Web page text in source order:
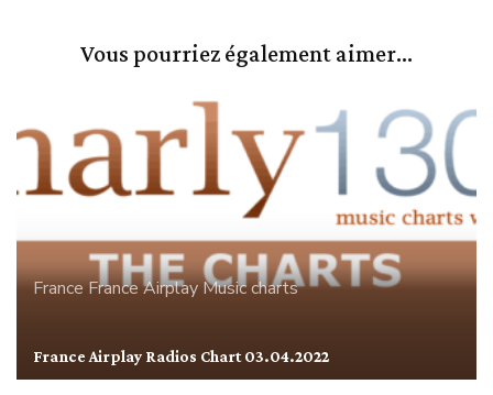
Vous pourriez également aimer...
FranceFrance AirplayMusic charts
France Airplay Radios Chart 03.04.2022